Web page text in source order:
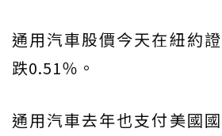
通用汽車股價今天在紐約
跌0.51％。
通用汽車去年也支付美國